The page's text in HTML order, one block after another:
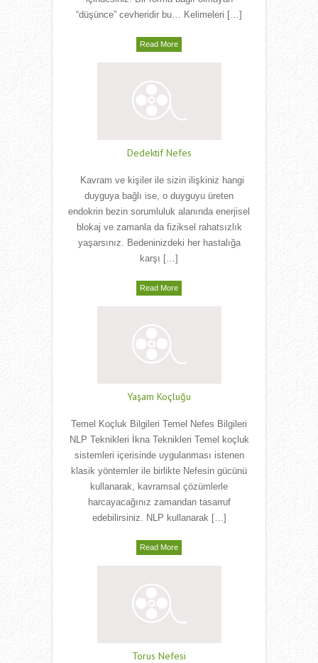
“düşünce” cevheridir bu… Kelimeleri […]
Read More
Dedektif Nefes
Kavram ve kişiler ile sizin ilişkiniz hangi
duyguya bağlı ise, o duyguyu üreten
endokrin bezin sorumluluk alanında enerjisel
blokaj ve zamanla da fiziksel rahatsızlık
yaşarsınız. Bedeninizdeki her hastalığa
karşı […]
Read More
Yaşam Koçluğu
Temel Koçluk Bilgileri Temel Nefes Bilgileri
NLP Teknikleri İkna Teknikleri Temel koçluk
sistemleri içerisinde uygulanması istenen
klasik yöntemler ile birlikte Nefesin gücünü
kullanarak, kavramsal çözümlerle
harcayacağınız zamandan tasarruf
edebilirsiniz. NLP kullanarak […]
Read More
Torus Nefesi